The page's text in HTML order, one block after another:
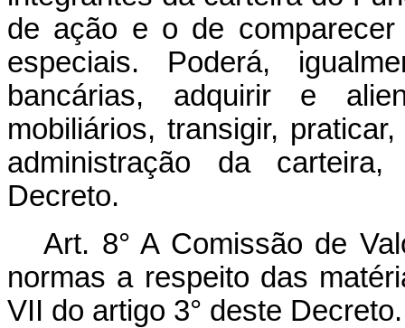
de ação e o de
especiais. Poderá,
bancárias, adquirir e
mobiliários, transigir,
administração da
Decreto.
Art. 8° A Comissão de
normas a respeito das
VII do artigo 3° deste Decreto.